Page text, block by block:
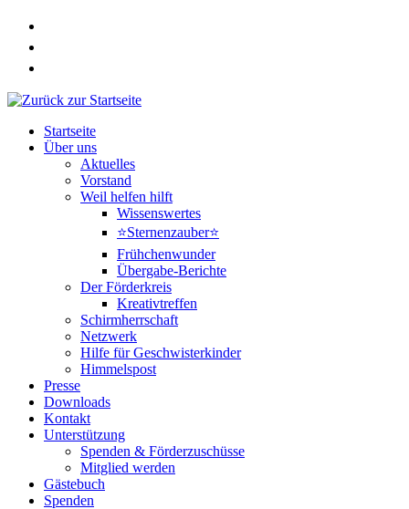
Zum
springen
Startseite
Über uns
Aktuelles
Vorstand
Weil helfen hilft
Wissenswertes
⭐Sternenzauber⭐
Frühchenwunder
Übergabe-Berichte
Der Förderkreis
Kreativtreffen
Schirmherrschaft
Netzwerk
Hilfe für Geschwisterkinder
Himmelspost
Presse
Downloads
Kontakt
Unterstützung
Spenden & Förderzuschüsse
Mitglied werden
Gästebuch
Spenden